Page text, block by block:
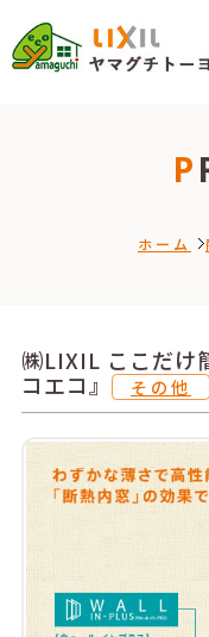
ホーム
㈱LIXIL ここだけ
コエコ』
その他